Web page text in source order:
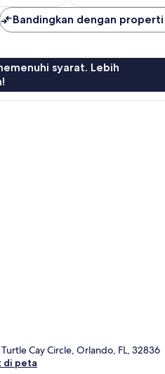
Bandingkan dengan
syarat. Lebih
Turtle Cay Circle, Orlando, FL, 32836
di peta